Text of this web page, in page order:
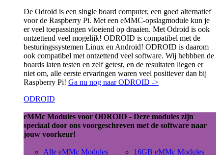
De Odroid is een single board computer, een goed alternatief
voor de Raspberry Pi. Met een eMMC-opslagmodule kun je
er veel toepassingen vloeiend op draaien. Met Odroid is ook
ontzettend veel mogelijk! ODROID is compatibel met de
besturingssystemen Linux en Android! ODROID is daarom
ook compatibel met ontzettend veel software. Wij hebbben de
boards laten testen en zelf getest, en de resultaten liegen er
niet om, alle eerste ervaringen waren veel positiever dan bij
Raspberry Pi! Ga nu nog naar ODROID ->
ODROID
eMMc Modules voor ODROID - Deze modules zijn
speciaal door ons voorgeschreven met de software naar
jouw voorkeur!
Alle eMMc Modules
16GB eMMc Modules